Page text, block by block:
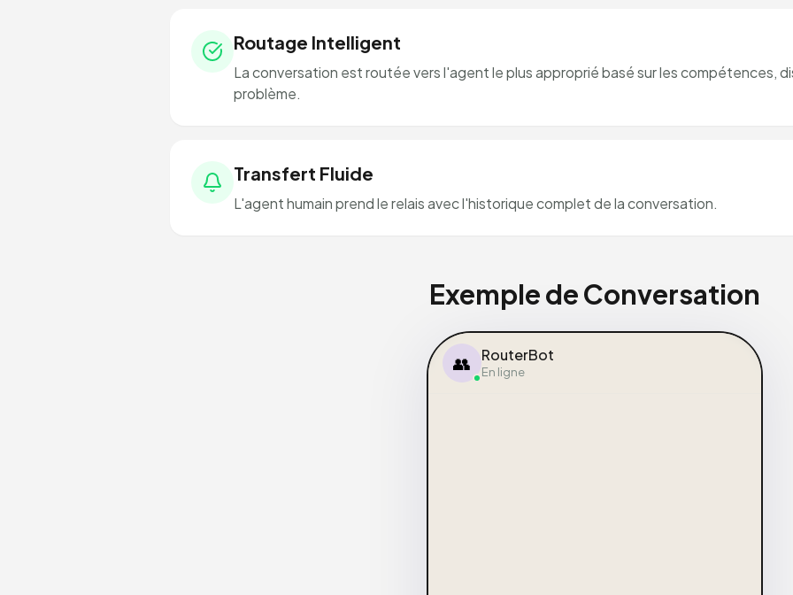
Routage Intelligent
La conversation est routée vers l'agent le plus approprié basé sur les compétences,
problème.
Transfert Fluide
L'agent humain prend le relais avec l'historique complet de la conversation.
Exemple de Conversation
👥 RouterBot
En ligne